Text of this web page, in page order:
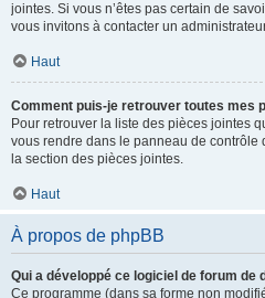
jointes. Si vous n’êtes pas certain de
vous invitons à contacter un
Haut
Comment puis-je retrouver toutes mes
Pour retrouver la liste des pièces jointes
vous rendre dans le panneau de contrôle
la section des pièces jointes.
Haut
À propos de phpBB
Qui a développé ce logiciel de forum de
Ce programme (dans sa forme non